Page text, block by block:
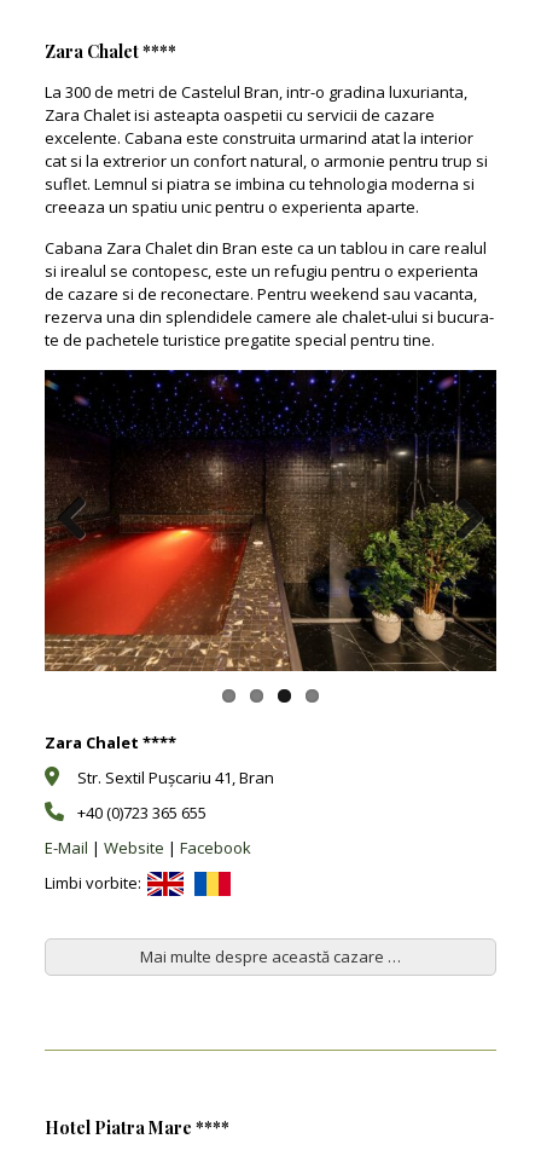
Zara Chalet ****
La 300 de metri de Castelul Bran, intr-o gradina luxurianta,
Zara Chalet isi asteapta oaspetii cu servicii de cazare
excelente. Cabana este construita urmarind atat la interior
cat si la extrerior un confort natural, o armonie pentru trup si
suflet. Lemnul si piatra se imbina cu tehnologia moderna si
creeaza un spatiu unic pentru o experienta aparte.
Cabana Zara Chalet din Bran este ca un tablou in care realul
si irealul se contopesc, este un refugiu pentru o experienta
de cazare si de reconectare. Pentru weekend sau vacanta,
rezerva una din splendidele camere ale chalet-ului si bucura-
te de pachetele turistice pregatite special pentru tine.
Previous Next
Zara Chalet ****
Str. Sextil Pușcariu 41, Bran
+40 (0)723 365 655
E-Mail | Website | Facebook
Limbi vorbite:
Mai multe despre această cazare …
Hotel Piatra Mare ****